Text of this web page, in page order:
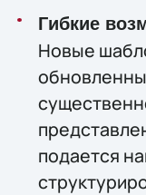
Гибкие
Новые
подается